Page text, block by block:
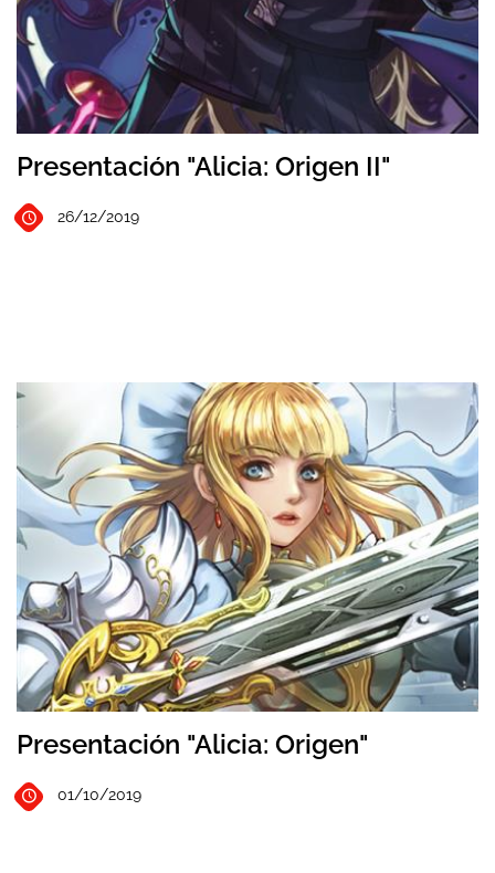
Presentación "Alicia: Origen II"
26/12/2019
Presentación "Alicia: Origen"
01/10/2019